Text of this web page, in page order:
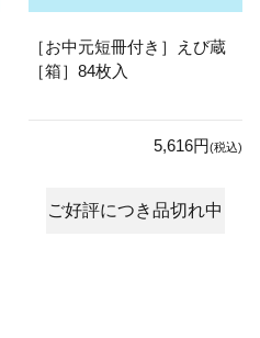
［お中元短冊付き］えび蔵
［箱］84枚入
5,616円(税込)
ご好評につき品切れ中